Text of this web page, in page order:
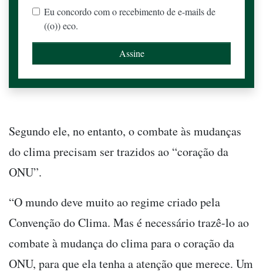
Eu concordo com o recebimento de e-mails de
((o)) eco.
Segundo ele, no entanto, o combate às mudanças
do clima precisam ser trazidos ao “coração da
ONU”.
“O mundo deve muito ao regime criado pela
Convenção do Clima. Mas é necessário trazê-lo ao
combate à mudança do clima para o coração da
ONU, para que ela tenha a atenção que merece. Um